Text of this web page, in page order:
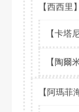
【西西里
【卡塔
【陶爾
【阿瑪